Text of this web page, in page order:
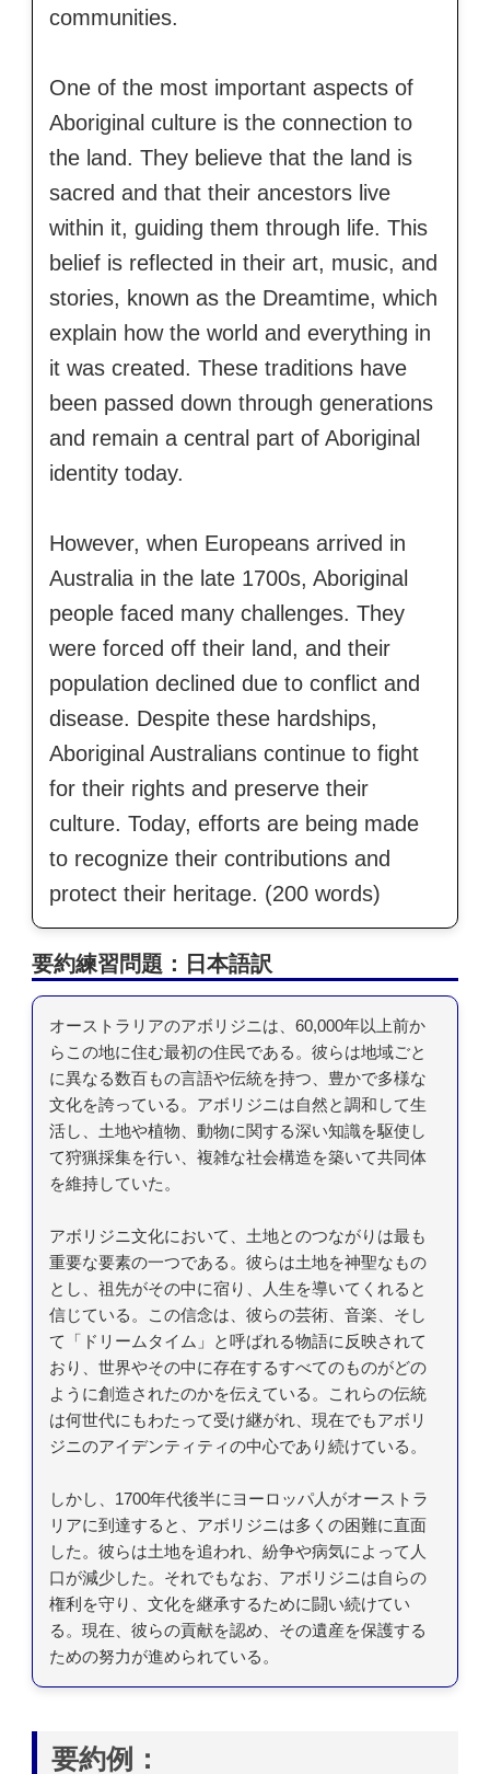
communities.
One of the most important aspects of
Aboriginal culture is the connection to
the land. They believe that the land is
sacred and that their ancestors live
within it, guiding them through life. This
belief is reflected in their art, music, and
stories, known as the Dreamtime, which
explain how the world and everything in
it was created. These traditions have
been passed down through generations
and remain a central part of Aboriginal
identity today.
However, when Europeans arrived in
Australia in the late 1700s, Aboriginal
people faced many challenges. They
were forced off their land, and their
population declined due to conflict and
disease. Despite these hardships,
Aboriginal Australians continue to fight
for their rights and preserve their
culture. Today, efforts are being made
to recognize their contributions and
protect their heritage. (200 words)
要約練習問題：日本語訳
オーストラリアのアボリジニは、60,000年以上前か
らこの地に住む最初の住民である。彼らは地域ごと
に異なる数百もの言語や伝統を持つ、豊かで多様な
文化を誇っている。アボリジニは自然と調和して生
活し、土地や植物、動物に関する深い知識を駆使し
て狩猟採集を行い、複雑な社会構造を築いて共同体
を維持していた。
アボリジニ文化において、土地とのつながりは最も
重要な要素の一つである。彼らは土地を神聖なもの
とし、祖先がその中に宿り、人生を導いてくれると
信じている。この信念は、彼らの芸術、音楽、そし
て「ドリームタイム」と呼ばれる物語に反映されて
おり、世界やその中に存在するすべてのものがどの
ように創造されたのかを伝えている。これらの伝統
は何世代にもわたって受け継がれ、現在でもアボリ
ジニのアイデンティティの中心であり続けている。
しかし、1700年代後半にヨーロッパ人がオーストラ
リアに到達すると、アボリジニは多くの困難に直面
した。彼らは土地を追われ、紛争や病気によって人
口が減少した。それでもなお、アボリジニは自らの
権利を守り、文化を継承するために闘い続けてい
る。現在、彼らの貢献を認め、その遺産を保護する
ための努力が進められている。
要約例：